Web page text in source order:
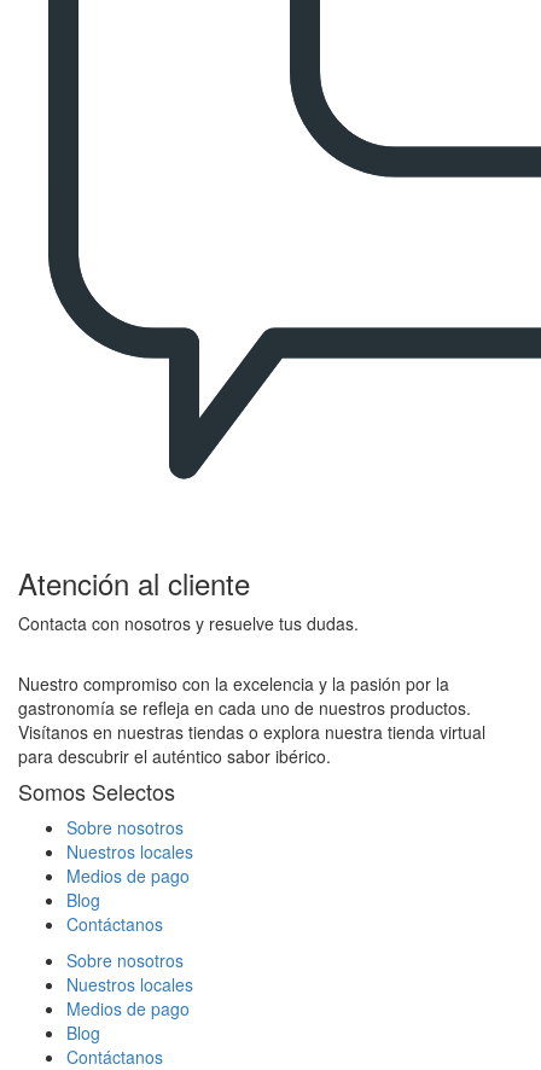
Atención al cliente
Contacta con nosotros y resuelve tus dudas.
Nuestro compromiso con la excelencia y la pasión por la
gastronomía se refleja en cada uno de nuestros productos.
Visítanos en nuestras tiendas o explora nuestra tienda virtual
para descubrir el auténtico sabor ibérico.
Somos Selectos
Sobre nosotros
Nuestros locales
Medios de pago
Blog
Contáctanos
Sobre nosotros
Nuestros locales
Medios de pago
Blog
Contáctanos